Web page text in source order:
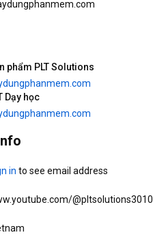
PLTSolutions
phẩm PLT Solutions
Dạy học
in to see email address
@pltsolutions3010